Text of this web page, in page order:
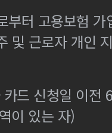
부터 고용보험
및 근로자 개인
드 신청일 이전
이 있는 자)